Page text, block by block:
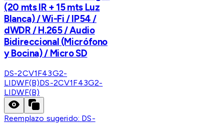
(20 mts IR + 15 mts Luz
Blanca) / Wi-Fi / IP54 /
dWDR / H.265 / Audio
Bidireccional (Micrófono
y Bocina) / Micro SD
DS-2CV1F43G2-
LIDWF(B)DS-2CV1F43G2-
LIDWF(B)
Reemplazo sugerido: DS-